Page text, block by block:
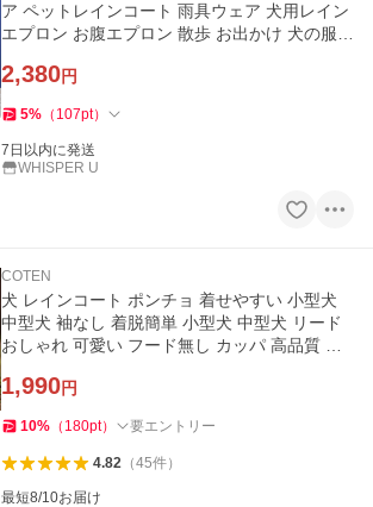
ア ペットレインコート 雨具ウェア 犬用レイン
エプロン お腹エプロン 散歩 お出かけ 犬の服
2,380円
5% （ 107pt）
7日以内に発送
WHISPER U
COTEN
犬 レインコート ポンチョ 着せやすい 小型犬
中型犬 袖なし 着脱簡単 小型犬 中型犬 リード
おしゃれ 可愛い フード無し カッパ 高品質 撥
1,990円
10% （ 180pt） 要エントリー
4.82（45件）
最短8/10お届け